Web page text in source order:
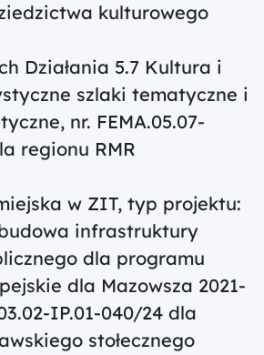
kulturowego
Działania 5.7 Kultura i
szlaki tematyczne i
nr. FEMA.05.07-
regionu RMR
w ZIT, typ projektu:
infrastruktury
dla programu
dla Mazowsza 2021-
IP.01-040/24 dla
stołecznego